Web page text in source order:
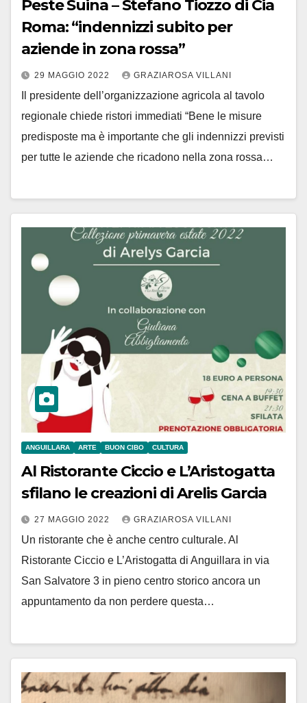
Peste Suina – Stefano Tiozzo di Cia
Roma: “indennizzi subito per
aziende in zona rossa”
29 MAGGIO 2022 GRAZIAROSA VILLANI
Il presidente dell’organizzazione agricola al tavolo
regionale chiede ristori immediati “Bene le misure
predisposte ma è importante che gli indennizzi previsti
per tutte le aziende che ricadono nella zona rossa…
ANGUILLARA ARTE BUON CIBO CULTURA
Al Ristorante Ciccio e L’Aristogatta
sfilano le creazioni di Arelis Garcia
27 MAGGIO 2022 GRAZIAROSA VILLANI
Un ristorante che è anche centro culturale. Al
Ristorante Ciccio e L’Aristogatta di Anguillara in via
San Salvatore 3 in pieno centro storico ancora un
appuntamento da non perdere questa…